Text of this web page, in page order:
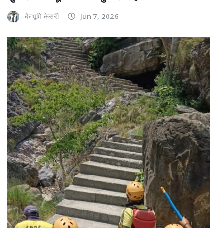
देवभूमि केसरी Jun 7, 2026